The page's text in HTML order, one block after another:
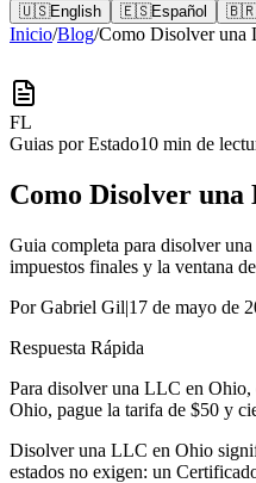
🇺🇸English 🇪🇸Español 🇧🇷
Inicio/Blog/Como Disolver una
FL
Guias por Estado10 min de
Como Disolver
Guia completa para disolver
impuestos finales y la ventana
Por Gabriel Gil|17 de mayo de
Respuesta Rápida
Para disolver una LLC en Ohio,
Ohio, pague la tarifa de $50 y
Disolver una LLC en Ohio
estados no exigen: un